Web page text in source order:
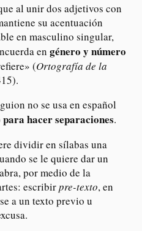
al unir dos adjetivos con
su acentuación
en masculino singular,
engénero y número
(Ortografía de la
no se usa en español
para hacer separaciones.
dividir en sílabas una
se le quiere dar un
por medio de la
escribirpre-texto, en
a un texto previo u